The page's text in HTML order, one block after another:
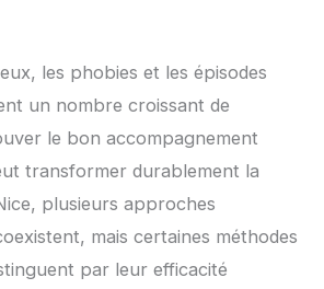
les phobies et les épisodes
un nombre croissant de
le bon accompagnement
transformer durablement la
plusieurs approches
mais certaines méthodes
par leur efficacité